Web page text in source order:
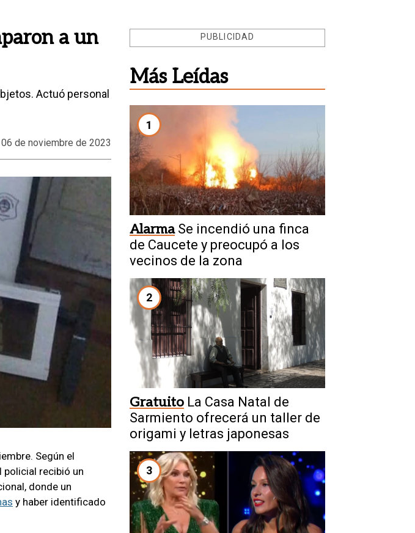
a un
Actuó personal
06 de noviembre de 2023
Según el
policial recibió un
donde un
y haber identificado
PUBLICIDAD
Más Leídas
1
Alarma Se incendió una finca
de Caucete y preocupó a los
vecinos de la zona
2
Gratuito La Casa Natal de
Sarmiento ofrecerá un taller de
origami y letras japonesas
3